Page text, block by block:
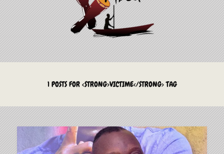
LE TAMTAM DU MBOA
La Culture du Mboa Dévoilée !
1 POSTS FOR <STRONG>VICTIME</STRONG> TAG